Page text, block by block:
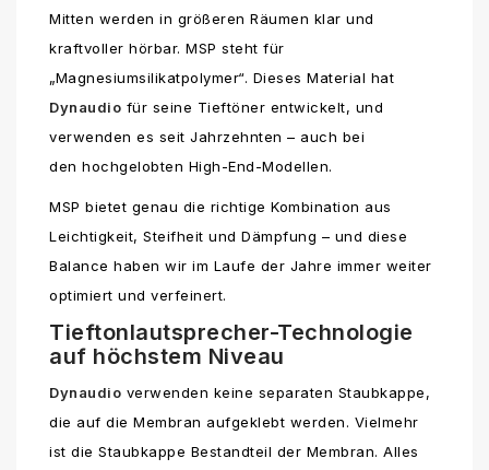
Mitten werden in größeren Räumen klar und
kraftvoller hörbar. MSP steht für
„Magnesiumsilikatpolymer“. Dieses Material hat
Dynaudio für seine Tieftöner entwickelt, und
verwenden es seit Jahrzehnten – auch bei
den hochgelobten High-End-Modellen.
MSP bietet genau die richtige Kombination aus
Leichtigkeit, Steifheit und Dämpfung – und diese
Balance haben wir im Laufe der Jahre immer weiter
optimiert und verfeinert.
Tieftonlautsprecher-Technologie
auf höchstem Niveau
Dynaudio verwenden keine separaten Staubkappe,
die auf die Membran aufgeklebt werden. Vielmehr
ist die Staubkappe Bestandteil der Membran. Alles